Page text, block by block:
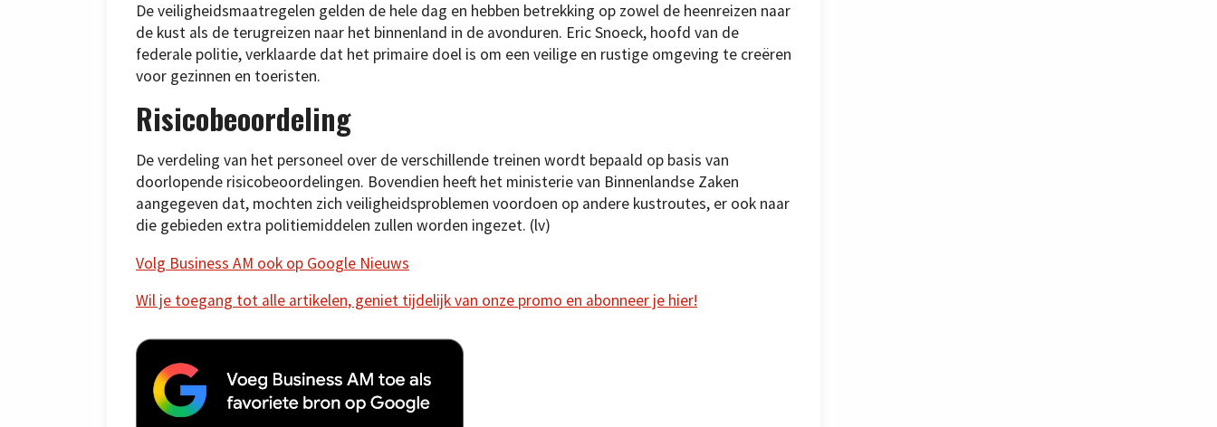
De veiligheidsmaatregelen gelden de hele dag en hebben betrekking op zowel de heenreizen naar
de kust als de terugreizen naar het binnenland in de avonduren. Eric Snoeck, hoofd van de
federale politie, verklaarde dat het primaire doel is om een veilige en rustige omgeving te creëren
voor gezinnen en toeristen.
Risicobeoordeling
De verdeling van het personeel over de verschillende treinen wordt bepaald op basis van
doorlopende risicobeoordelingen. Bovendien heeft het ministerie van Binnenlandse Zaken
aangegeven dat, mochten zich veiligheidsproblemen voordoen op andere kustroutes, er ook naar
die gebieden extra politiemiddelen zullen worden ingezet. (lv)
Volg Business AM ook op Google Nieuws
Wil je toegang tot alle artikelen, geniet tijdelijk van onze promo en abonneer je hier!